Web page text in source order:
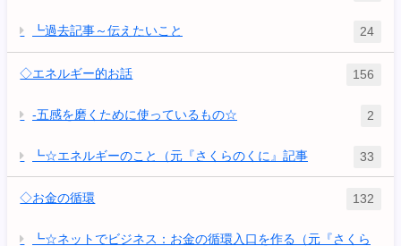
┗過去記事～伝えたいこと 24
◇エネルギー的お話 156
-五感を磨くために使っているもの☆ 2
┗☆エネルギーのこと（元『さくらのくに』記事 33
◇お金の循環 132
┗☆ネットでビジネス：お金の循環入口を作る（元『さくら